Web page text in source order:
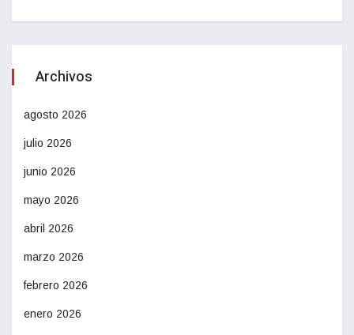
Archivos
agosto 2026
julio 2026
junio 2026
mayo 2026
abril 2026
marzo 2026
febrero 2026
enero 2026